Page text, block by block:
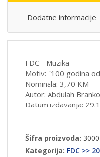
Dodatne informacije
FDC - Muzika
Motiv: ''100 godina
Nominala: 3,70 KM
Autor: Abdulah
Datum izdavanja:
Šifra proizvoda:
Kategorija: FDC >>